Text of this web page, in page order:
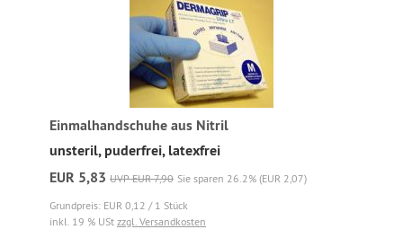
Einmalhandschuhe aus Nitril
unsteril, puderfrei, latexfrei
EUR 5,83 UVP EUR 7,90 Sie sparen 26.2% (EUR 2,07)
Grundpreis: EUR 0,12 / 1 Stück
inkl. 19 % USt zzgl. Versandkosten